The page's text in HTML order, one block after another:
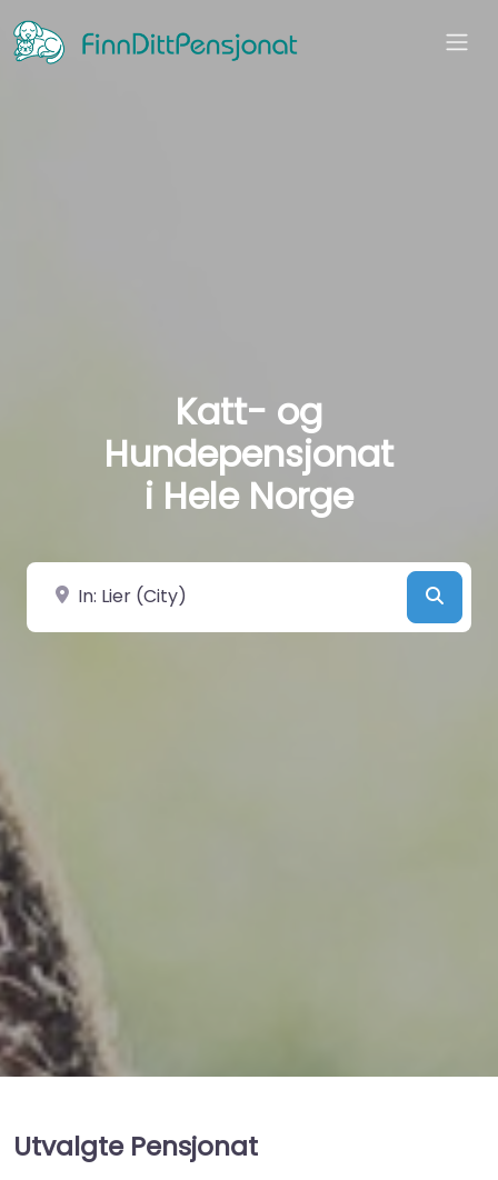
Katt- og
Hundepensjonat
i Hele Norge
Velg by/sted
Utvalgte Pensjonat